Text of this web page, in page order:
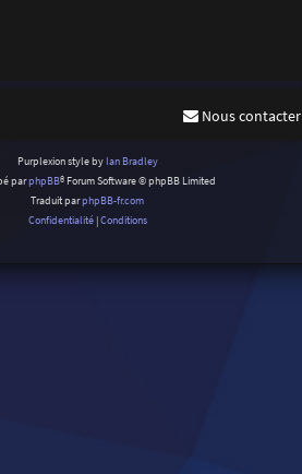
Nous contacter
Purplexion style by Ian Bradley
parphpBB® Forum Software © phpBB Limited
Traduit parphpBB-fr.com
Confidentialité|Conditions